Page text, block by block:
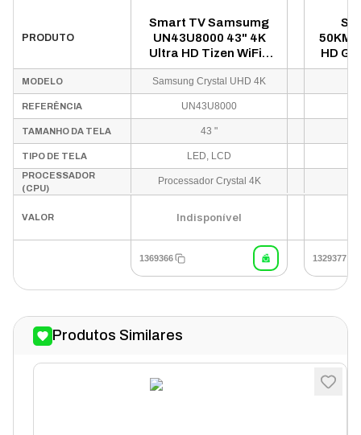
PRODUTO
Smart TV Samsumg
UN43U8000 43" 4K
Ultra HD Tizen WiFi -
Cinza
HD
MODELO Samsung Crystal UHD 4K
REFERÊNCIA UN43U8000
TAMANHO DA TELA 43 "
TIPO DE TELA LED, LCD
PROCESSADOR
(CPU)
Processador Crystal 4K
VALOR Indisponível
1369366 1329377
Produtos Similares